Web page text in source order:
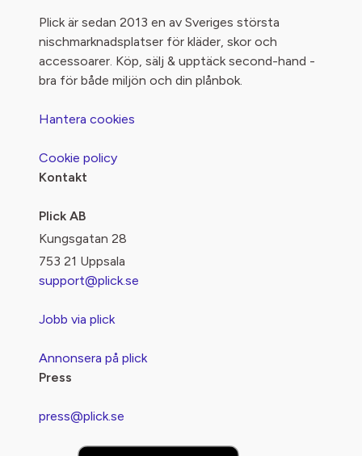
Plick är sedan 2013 en av Sveriges största
nischmarknadsplatser för kläder, skor och
accessoarer. Köp, sälj & upptäck second-hand -
bra för både miljön och din plånbok.
Hantera cookies
Cookie policy
Kontakt
Plick AB
Kungsgatan 28
753 21 Uppsala
support@plick.se
Jobb via plick
Annonsera på plick
Press
press@plick.se